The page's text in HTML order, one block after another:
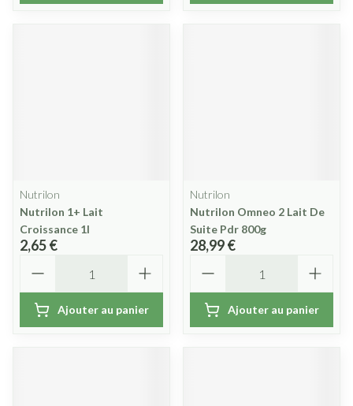
Nutrilon
Nutrilon 1+ Lait
Croissance 1l
2,65 €
Ajouter au panier
Nutrilon
Nutrilon Omneo 2 Lait De
Suite Pdr 800g
28,99 €
Ajouter au panier